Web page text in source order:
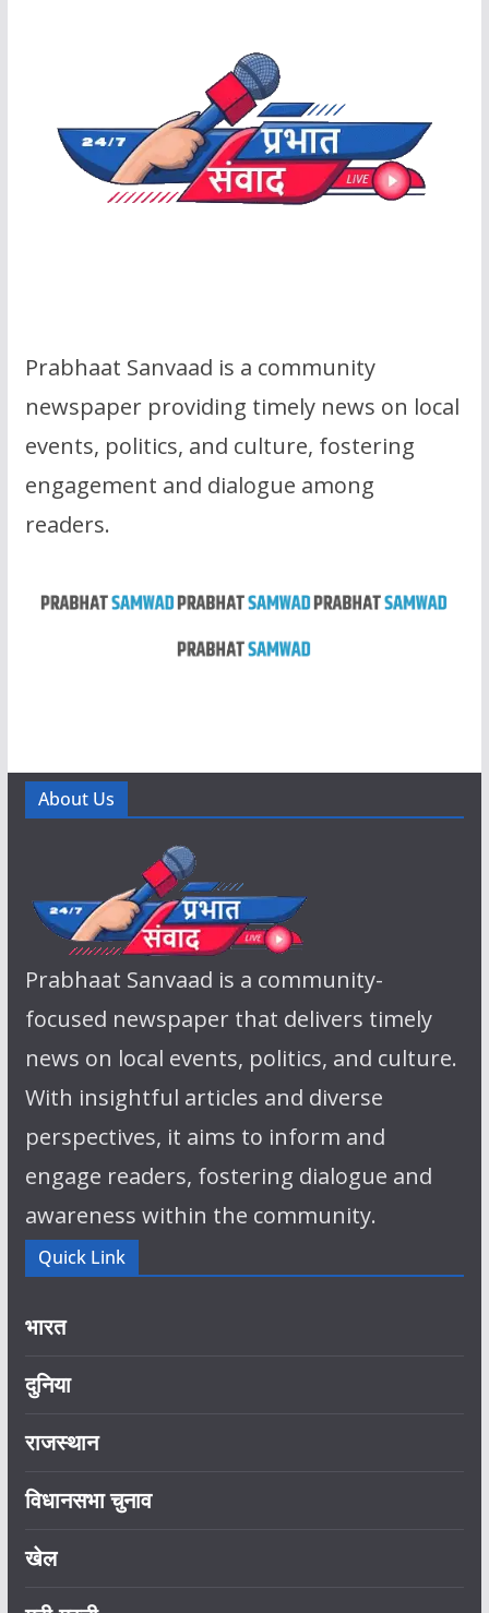
Prabhaat Sanvaad is a community
newspaper providing timely news on local
events, politics, and culture, fostering
engagement and dialogue among
readers.
About Us
Prabhaat Sanvaad is a community-
focused newspaper that delivers timely
news on local events, politics, and culture.
With insightful articles and diverse
perspectives, it aims to inform and
engage readers, fostering dialogue and
awareness within the community.
Quick Link
भारत
दुनिया
राजस्थान
विधानसभा चुनाव
खेल